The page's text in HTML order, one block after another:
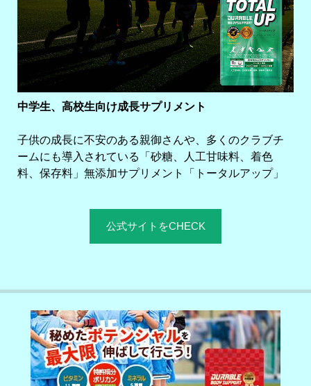
中学生、高校生向け成長サプリメント
子供の成長に不安のある親御さんや、多くのクラブチ
ームにも導入されている「砂糖、人工甘味料、着色
料、保存料」無添加サプリメント「トータルアップ」
公式サイトをCHECK